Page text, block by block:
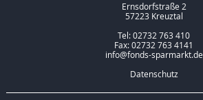
Ernsdorfstraße 2
57223 Kreuztal
Tel: 02732 763 410
Fax: 02732 763 4141
info@fonds-sparmarkt.de
Datenschutz